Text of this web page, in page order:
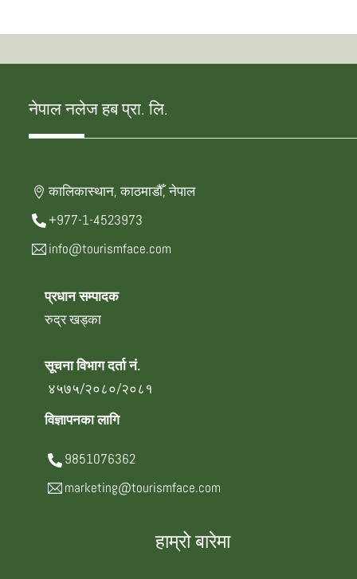
नेपाल नलेज हब प्रा. लि.
कालिकास्थान, काठमाडौँ, नेपाल
+977-1-4523973
info@tourismface.com
प्रधान सम्पादक
रुद्र खड्का
सूचना विभाग दर्ता नं.
४५७५/२०८०/२०८१
विज्ञापनका लागि
9851076362
marketing@tourismface.com
हाम्रो बारेमा